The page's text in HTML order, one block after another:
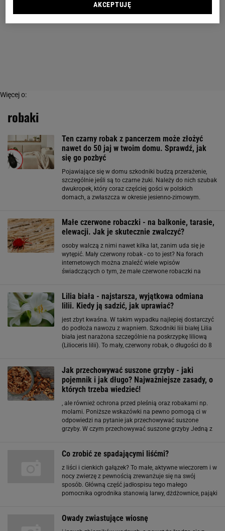
Więcej o:
robaki
Ten czarny robak z pancerzem może złożyć
nawet do 50 jaj w twoim domu. Sprawdź, jak
się go pozbyć
Pojawiające się w domu szkodniki budzą przerażenie,
szczególnie jeśli są to czarne żuki. Należy do nich szubak
dwukropek, który coraz częściej gości w polskich
domach, a zwłaszcza w okresie jesienno-zimowym.
Małe czerwone robaczki - na balkonie, tarasie,
elewacji. Jak je skutecznie zwalczyć?
osoby walczą z nimi nawet kilka lat, zanim uda się je
wytępić. Mały czerwony robak - co to jest? Na forach
internetowych można znaleźć wiele wpisów
świadczących o tym, że małe czerwone robaczki na
robaki
Lilia biała - najstarsza, wyjątkowa odmiana
lilii. Kiedy ją sadzić, jak uprawiać?
jest zbyt kwaśna. W takim wypadku najlepiej dostarczyć
do podłoża nawozu z wapniem. Szkodniki liii białej Lilia
biała jest narażona szczególnie na poskrzypkę liliową
(Lilioceris lilii). To mały, czerwony robak, o długości do 8
Jak przechowywać suszone grzyby - jaki
pojemnik i jak długo? Najważniejsze zasady, o
których trzeba wiedzieć!
, ale również ochrona przed pleśnią oraz robakami np.
molami. Poniższe wskazówki na pewno pomogą ci w
odpowiedzi na pytanie jak przechowywać suszone
grzyby. W czym przechowywać suszone grzyby Jedną z
słoiki. W
Co zrobić ze spadającymi liśćmi?
z liści i cienkich gałązek? To małe, aktywne wieczorem i w
nocy zwierzę z pewnością zrewanżuje się na swój
sposób. Główną część jadłospisu tego małego
pomocnika ogrodnika stanowią larwy, dżdżownice, pająki
Owady zwiastujące wiosnę
AKCEPTUJĘ